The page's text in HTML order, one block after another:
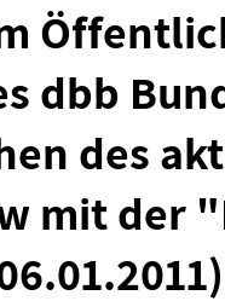
dbb
des
mit der